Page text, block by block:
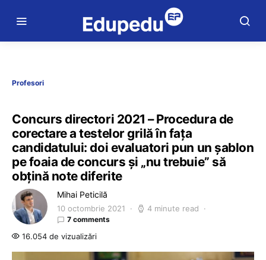
Profesori
Concurs directori 2021 – Procedura de
corectare a testelor grilă în fața
candidatului: doi evaluatori pun un șablon
pe foaia de concurs și „nu trebuie” să
obțină note diferite
Mihai Peticilă
10 octombrie 2021 4 minute read
7 comments
16.054 de vizualizări